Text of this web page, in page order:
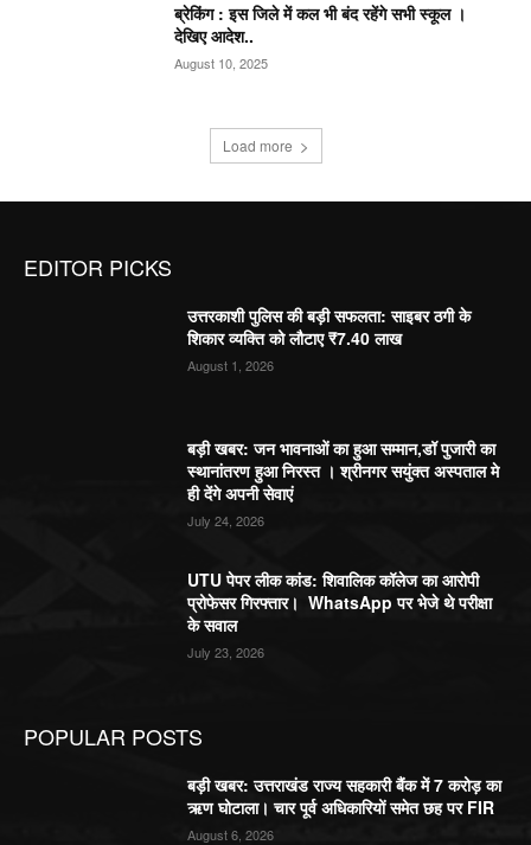
ब्रेकिंग : इस जिले में कल भी बंद रहेंगे सभी स्कूल ।
देखिए आदेश..
August 10, 2025
Load more
EDITOR PICKS
उत्तरकाशी पुलिस की बड़ी सफलता: साइबर ठगी के
शिकार व्यक्ति को लौटाए ₹7.40 लाख
August 1, 2026
बड़ी खबर: जन भावनाओं का हुआ सम्मान,डॉ पुजारी का
स्थानांतरण हुआ निरस्त । श्रीनगर सयुंक्त अस्पताल मे
ही देंगे अपनी सेवाएं
July 24, 2026
UTU पेपर लीक कांड: शिवालिक कॉलेज का आरोपी
प्रोफेसर गिरफ्तार। WhatsApp पर भेजे थे परीक्षा
के सवाल
July 23, 2026
POPULAR POSTS
बड़ी खबर: उत्तराखंड राज्य सहकारी बैंक में 7 करोड़ का
ऋण घोटाला। चार पूर्व अधिकारियों समेत छह पर FIR
August 6, 2026